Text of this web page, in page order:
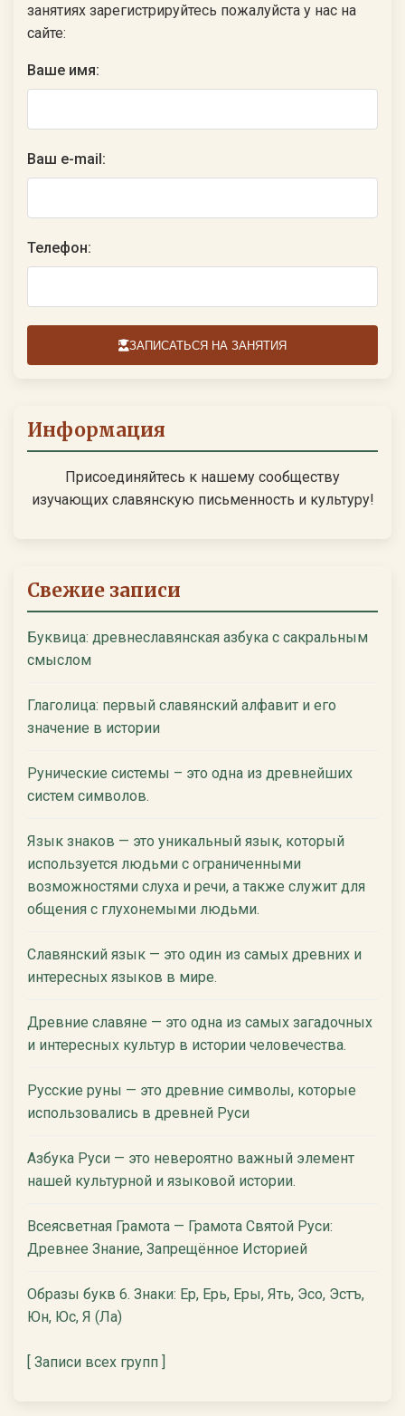
занятиях зарегистрируйтесь пожалуйста у нас на
сайте:
Ваше имя:
Ваш e-mail:
Телефон:
ЗАПИСАТЬСЯ НА ЗАНЯТИЯ
Информация
Присоединяйтесь к нашему сообществу
изучающих славянскую письменность и культуру!
Свежие записи
Буквица: древнеславянская азбука с сакральным
смыслом
Глаголица: первый славянский алфавит и его
значение в истории
Рунические системы – это одна из древнейших
систем символов.
Язык знаков — это уникальный язык, который
используется людьми с ограниченными
возможностями слуха и речи, а также служит для
общения с глухонемыми людьми.
Славянский язык — это один из самых древних и
интересных языков в мире.
Древние славяне — это одна из самых загадочных
и интересных культур в истории человечества.
Русские руны — это древние символы, которые
использовались в древней Руси
Азбука Руси — это невероятно важный элемент
нашей культурной и языковой истории.
Всеясветная Грамота — Грамота Святой Руси:
Древнее Знание, Запрещённое Историей
Образы букв 6. Знаки: Ер, Ерь, Еры, Ять, Эсо, Эстъ,
Юн, Юс, Я (Ла)
[ Записи всех групп ]